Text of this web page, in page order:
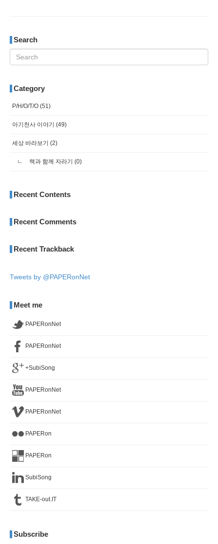
Search
Category
P/H/O/T/O (51)
아기천사 이야기 (49)
세상 바라보기 (2)
책과 함께 자라기 (0)
Recent Contents
Recent Comments
Recent Trackback
Tweets by @PAPERonNet
Meet me
PAPERonNet
PAPERonNet
+SubiSong
PAPERonNet
PAPERonNet
PAPERon
PAPERon
SubiSong
TAKE-out.IT
Subscribe